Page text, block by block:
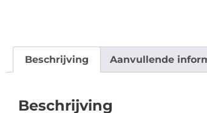
Beschrijving Aanvullende
Beschrijving